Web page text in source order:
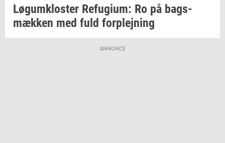
Løgum­klo­ster Re­fu­gi­um: Ro på bags­
mæk­ken med fuld for­plej­ning
ANNONCE